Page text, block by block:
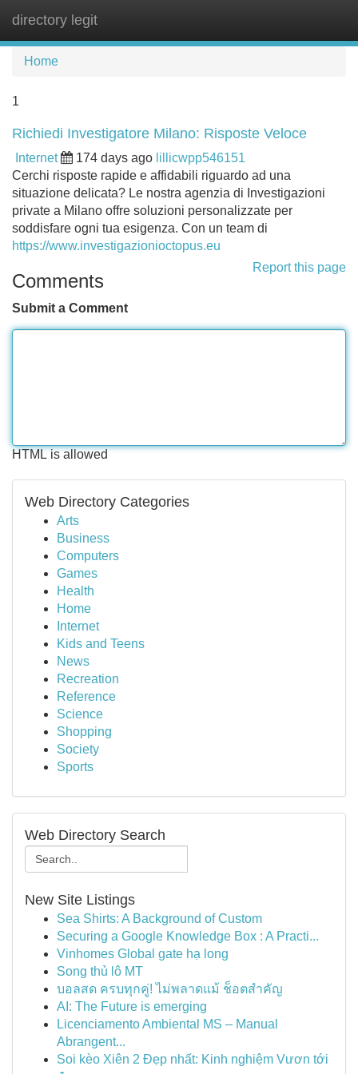
directory legit
Home
1
Richiedi Investigatore Milano: Risposte Veloce
Internet 174 days ago lillicwpp546151
Cerchi risposte rapide e affidabili riguardo ad una
situazione delicata? Le nostra agenzia di Investigazioni
private a Milano offre soluzioni personalizzate per
soddisfare ogni tua esigenza. Con un team di
https://www.investigazionioctopus.eu
Report this page
Comments
Submit a Comment
HTML is allowed
Web Directory Categories
Arts
Business
Computers
Games
Health
Home
Internet
Kids and Teens
News
Recreation
Reference
Science
Shopping
Society
Sports
Web Directory Search
New Site Listings
Sea Shirts: A Background of Custom
Securing a Google Knowledge Box : A Practi...
Vinhomes Global gate hạ long
Song thủ lô MT
บอลสด ครบทุกคู่! ไม่พลาดแม้ ช็อตสำคัญ
AI: The Future is emerging
Licenciamento Ambiental MS – Manual
Abrangent...
Soi kèo Xiên 2 Đẹp nhất: Kinh nghiệm Vươn tới